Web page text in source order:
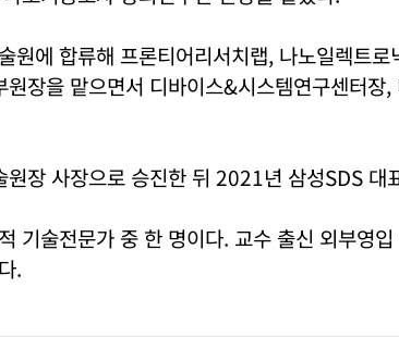
원에 합류해 프론티어리서치랩, 나노일렉트
장을 맡으면서 디바이스&시스템연구센터장
장 사장으로 승진한 뒤 2021년 삼성SDS 대
기술전문가 중 한 명이다. 교수 출신 외부영
.